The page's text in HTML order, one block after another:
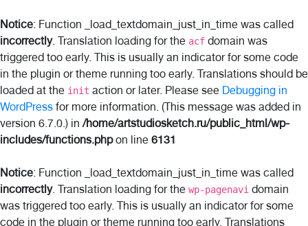
Notice: Function _load_textdomain_just_in_time was called
incorrectly. Translation loading for the acf domain was
triggered too early. This is usually an indicator for some code
in the plugin or theme running too early. Translations should be
loaded at the init action or later. Please see Debugging in
WordPress for more information. (This message was added in
version 6.7.0.) in/home/artstudiosketch.ru/public_html/wp-
includes/functions.phpon line 6131
Notice: Function _load_textdomain_just_in_time was called
incorrectly. Translation loading for the wp-pagenavi domain
was triggered too early. This is usually an indicator for some
code in the plugin or theme running too early. Translations